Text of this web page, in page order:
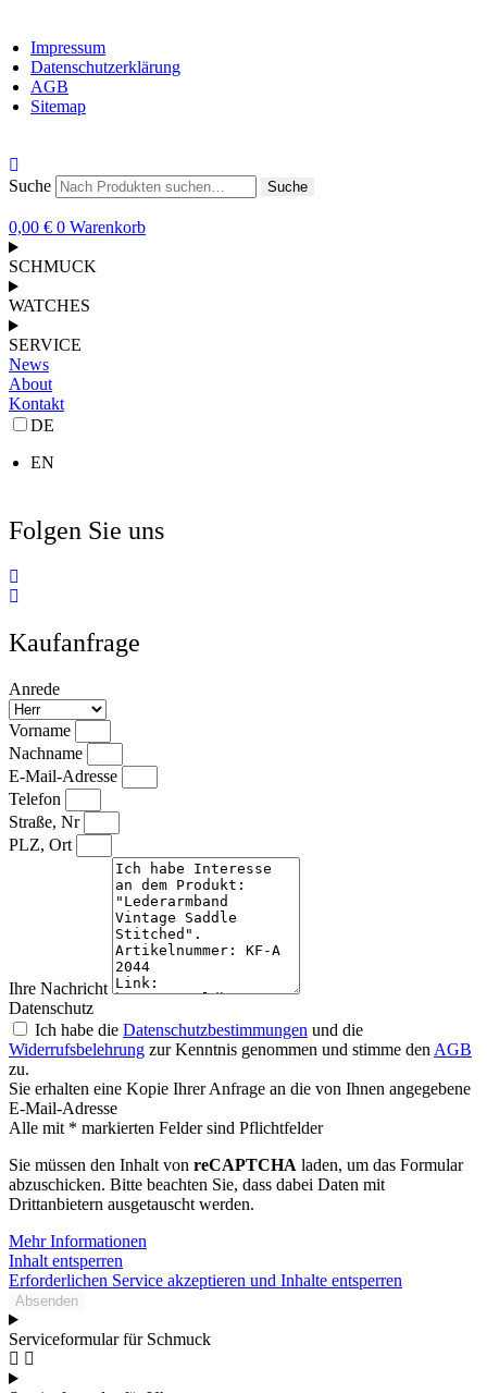
Impressum
Datenschutzerklärung
AGB
Sitemap
Suche Suche
0,00 € 0 Warenkorb
SCHMUCK
WATCHES
SERVICE
News
About
Kontakt
DE
EN
Folgen Sie uns
Kaufanfrage
Anrede
Vorname
Nachname
E-Mail-Adresse
Telefon
Straße, Nr
PLZ, Ort
Ihre Nachricht
Datenschutz
Ich habe die Datenschutzbestimmungen und die
Widerrufsbelehrung zur Kenntnis genommen und stimme den AGB
zu.
Sie erhalten eine Kopie Ihrer Anfrage an die von Ihnen angegebene
E-Mail-Adresse
Alle mit * markierten Felder sind Pflichtfelder
Sie müssen den Inhalt von reCAPTCHA laden, um das Formular
abzuschicken. Bitte beachten Sie, dass dabei Daten mit
Drittanbietern ausgetauscht werden.
Mehr Informationen
Inhalt entsperren
Erforderlichen Service akzeptieren und Inhalte entsperren
Absenden
Serviceformular für Schmuck